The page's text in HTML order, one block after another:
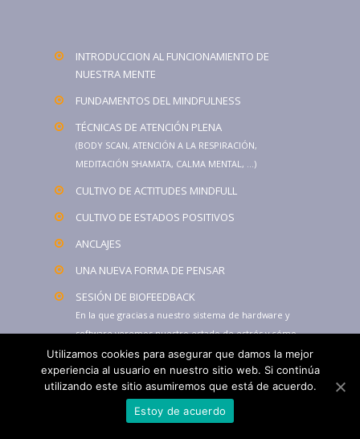
INTRODUCCION AL FUNCIONAMIENTO DE
NUESTRA MENTE
FUNDAMENTOS DEL MINDFULNESS
TÉCNICAS DE ATENCIÓN PLENA
(BODY SCAN, ATENCIÓN A LA RESPIRACIÓN,
MEDITACIÓN SHAMATA, CALMA MENTAL, …)
CULTIVO DE ACTITUDES MINDFULL
CULTIVO DE ESTADOS POSITIVOS
ANCLAJES
UNA NUEVA FORMA DE PENSAR
SESIÓN DE BIOFEEDBACK
En la que gracias a nuestro sistema de hardware y
software veremos nuestro estado de estrés y cómo
las técnicas afectan al mismo de forma instantánea.
4 y 8 semanas (90 minutos presenciales más prácticas
guiadas y tutorizadas semanales)
SABER MÁS
Utilizamos cookies para asegurar que damos la mejor
experiencia al usuario en nuestro sitio web. Si continúa
utilizando este sitio asumiremos que está de acuerdo.
Estoy de acuerdo